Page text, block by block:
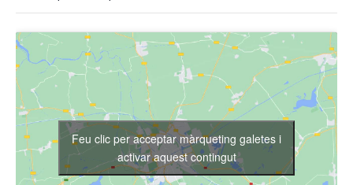
Feu clic per acceptar màrqueting galetes i
activar aquest contingut